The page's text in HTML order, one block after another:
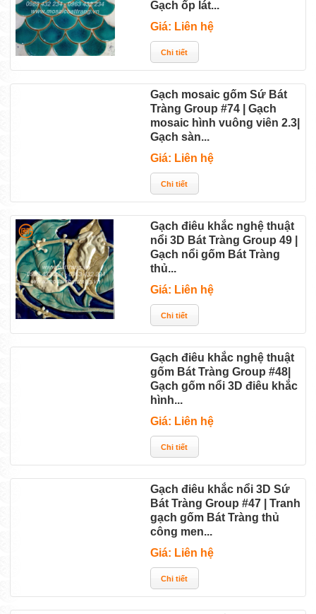
Gạch ốp lát...
Giá: Liên hệ
Gạch mosaic gốm Sứ Bát
Tràng Group #74 | Gạch
mosaic hình vuông viên 2.3|
Gạch sàn...
Giá: Liên hệ
Gạch điêu khắc nghệ thuật
nổi 3D Bát Tràng Group 49 |
Gạch nổi gốm Bát Tràng
thủ...
Giá: Liên hệ
Gạch điêu khắc nghệ thuật
gốm Bát Tràng Group #48|
Gạch gốm nổi 3D điêu khắc
hình...
Giá: Liên hệ
Gạch điêu khắc nổi 3D Sứ
Bát Tràng Group #47 | Tranh
gạch gốm Bát Tràng thủ
công men...
Giá: Liên hệ